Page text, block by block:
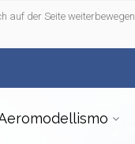
auf der Seite weiterbewegen